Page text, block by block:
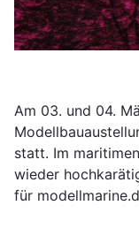
Am 03. und 04.
statt. Im
wieder
für